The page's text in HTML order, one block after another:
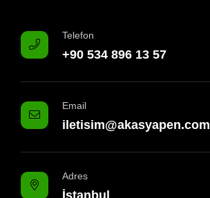
Telefon
+90 534 896 13 57
Email
iletisim@akasyapen.com
Adres
İstanbul